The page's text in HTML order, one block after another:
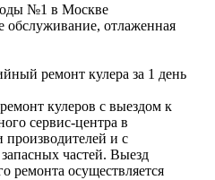
№1 в Москве
отлаженная
ремонт кулера за 1 день
кулеров с выездом к
сервис-центра в
производителей и с
частей. Выезд
ремонта осуществляется